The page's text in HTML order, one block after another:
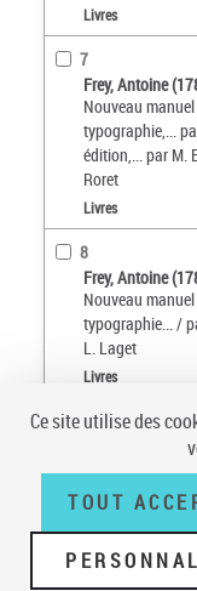
Livres
7
Frey, Antoine
Nouveau
typographie,...
édition,... par M.
Roret
Livres
8
Frey, Antoine
Nouveau
typographie... /
L. Laget
Livres
Date
Conditions générales
Ce site utilise des
TOUT